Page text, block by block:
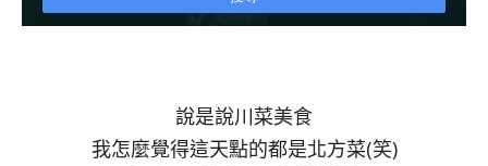
說是說川菜美食
我怎麼覺得這天點的都是北方菜(笑)